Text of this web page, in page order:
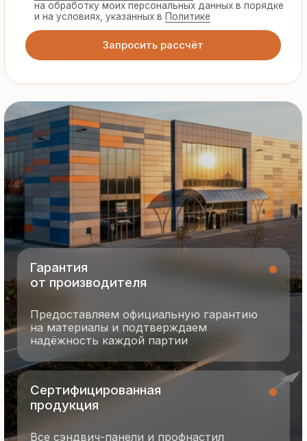
Сертифицированная
продукция
Все сэндвич-панели и профнастил
стандартам качества
termopanel-m@mail.ru
Контакты
Документация
Новости
Технология производства
О компании
Портфолио
Продукция
8 495 055 96 59
пн-пт с 9:00 до 17:00
г. Москва, ул. Русинская Роща, д. 55